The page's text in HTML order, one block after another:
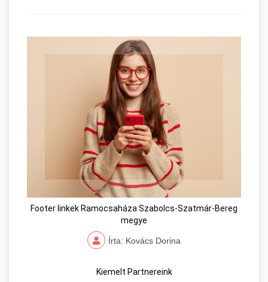
Footer linkek Ramocsaháza Szabolcs-Szatmár-Bereg
megye
Írta: Kovács Dorina
Kiemelt Partnereink